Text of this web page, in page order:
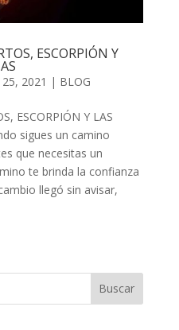
ESCORPIÓN Y
2021 | BLOG
ESCORPIÓN Y LAS
sigues un camino
que necesitas un
te brinda la confianza
llegó sin avisar,